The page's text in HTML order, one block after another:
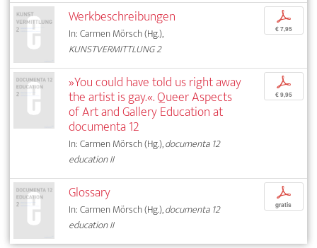
Werkbeschreibungen
In: Carmen Mörsch (Hg.),
KUNSTVERMITTLUNG 2
p
€ 7,95
»You could have told us right away
the artist is gay.«. Queer Aspects
of Art and Gallery Education at
documenta 12
In: Carmen Mörsch (Hg.),documenta 12
education II
p
€ 9,95
Glossary
In: Carmen Mörsch (Hg.),documenta 12
education II
p
gratis